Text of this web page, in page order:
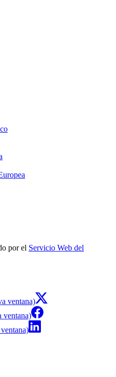
por el Servicio Web del
ventana)
ventana)